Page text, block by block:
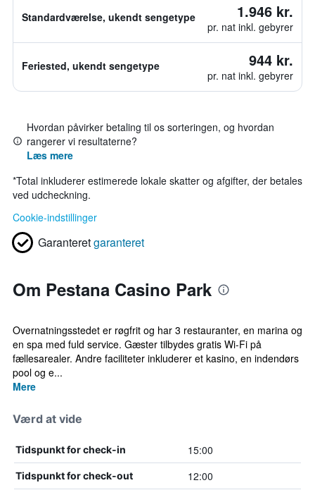
Standardværelse, ukendt sengetype 1.946 kr.
pr. nat inkl. gebyrer
Feriested, ukendt sengetype 944 kr.
pr. nat inkl. gebyrer
Hvordan påvirker betaling til os sorteringen, og hvordan
rangerer vi resultaterne?
Læs mere
*Total inkluderer estimerede lokale skatter og afgifter, der betales
ved udcheckning.
Cookie-indstillinger
Garanteretgaranteret
Om Pestana Casino Park
Overnatningsstedet er røgfrit og har 3 restauranter, en marina og
en spa med fuld service. Gæster tilbydes gratis Wi-Fi på
fællesarealer. Andre faciliteter inkluderer et kasino, en indendørs
pool og e...
Mere
Værd at vide
Tidspunkt for check-in 15:00
Tidspunkt for check-out 12:00